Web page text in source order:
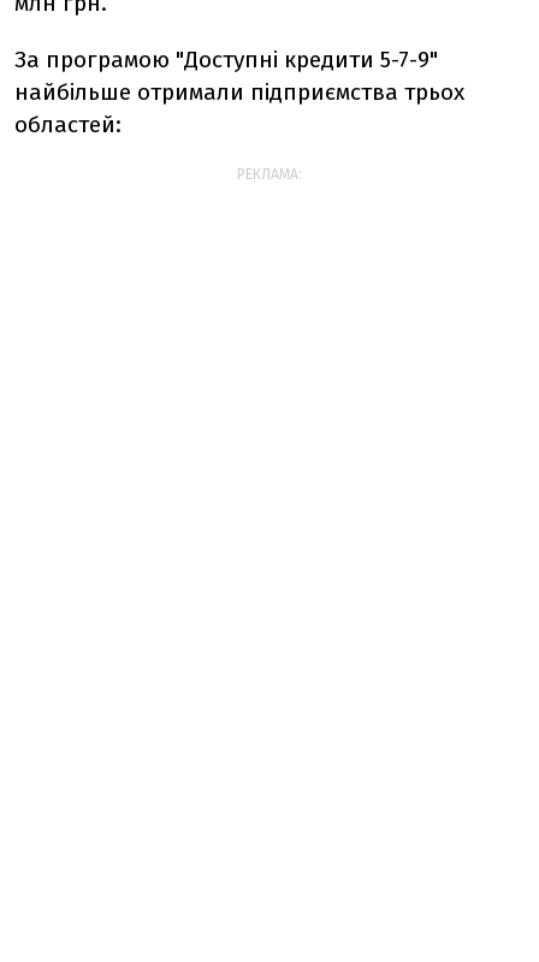
За програмою "Доступні кредити 5-7-9"
найбільше отримали підприємства трьох
областей:
РЕКЛАМА: